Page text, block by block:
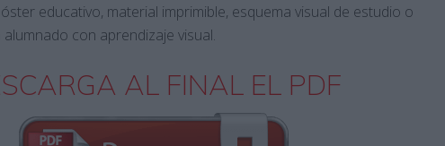
educativo, material imprimible, esquema visual de estudio o
con aprendizaje visual.
AL FINAL EL PDF